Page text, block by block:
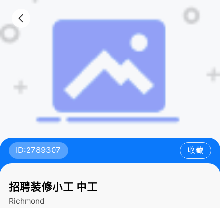
ID:2789307 收藏
招聘装修小工 中工
Richmond